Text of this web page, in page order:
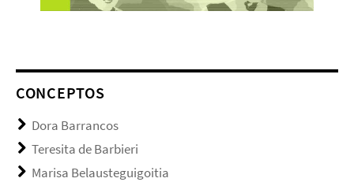
CONCEPTOS
Dora Barrancos
Teresita de Barbieri
Marisa Belausteguigoitia